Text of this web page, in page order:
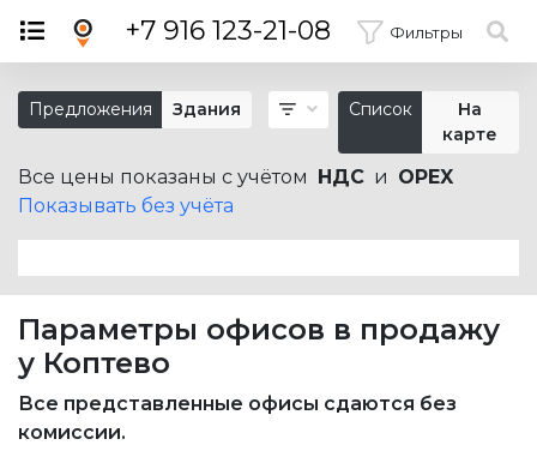
+7 916 123-21-08 Фильтры
×
Предложения Здания Список
На
карте
Все цены показаны с учётом НДС и OPEX
Показывать без учёта
Параметры офисов в продажу
у Коптево
Все представленные офисы сдаются без
комиссии.